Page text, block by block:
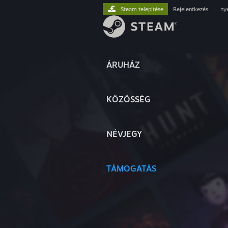
ÁRUHÁZ
KÖZÖSSÉG
NÉVJEGY
TÁMOGATÁS
Steam telepítése Bejelentkezés